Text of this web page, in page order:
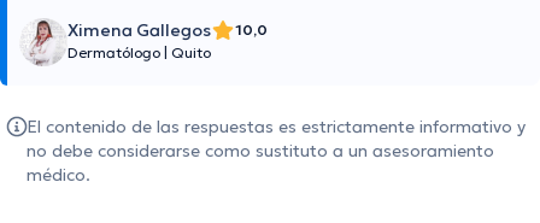
Ximena Gallegos
10,0
Dermatólogo Quito
El contenido de las respuestas es estrictamente informativo y
no debe considerarse como sustituto a un asesoramiento
médico.